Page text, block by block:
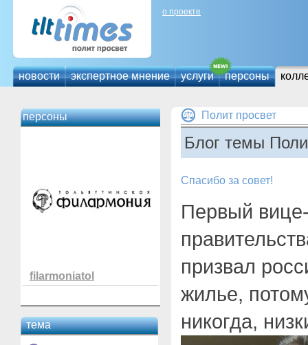
о проекте
новости экспертное мнение услуги персоны
персоны
filarmoniatol
тема
Полит просвет
Блог темы
Спасибо за совет!
Первый
призвал
жилье,
никогда,